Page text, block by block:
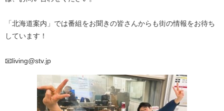
「北海道案内」では番組をお聞きの皆さんからも街の情報をお待ち
しています！
📧living@stv.jp